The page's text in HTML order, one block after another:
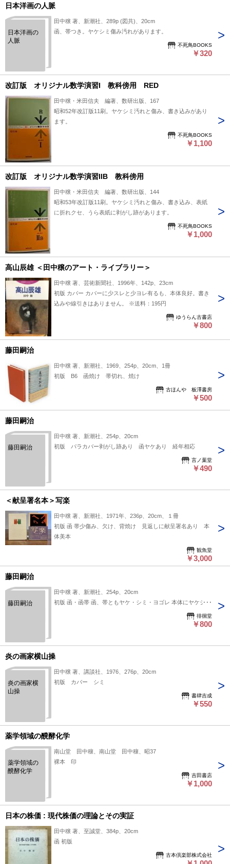
日本洋画の人脈
日本洋画の
人脈
田中穣 著、新潮社、289p (図共)、20cm
函、帯つき。ヤケシミ傷み汚れがあります。
不死鳥BOOKS
￥320
改訂版 オリジナル数学演習I 教科傍用 RED
田中穣・米田信夫 編著、数研出版、167
昭和52年改訂版11刷。ヤケシミ汚れと傷み、書き込みがあり
ます。
不死鳥BOOKS
￥1,100
改訂版 オリジナル数学演習IIB 教科傍用
田中穣・米田信夫 編著、数研出版、144
昭和53年改訂版11刷。ヤケシミ汚れと傷み、書き込み、表紙
に折れクセ、うら表紙に剥がし跡があります。
不死鳥BOOKS
￥1,000
高山辰雄 ＜田中穣のアート・ライブラリー＞
田中穣 著、芸術新聞社、1996年、142p、23cm
初版 カバー カバーに少スレと少ヨレ有るも、本体良好。書き
込みや線引きはありません。 ※送料：195円
ゆうらん古書店
￥800
藤田嗣治
田中穣 著、新潮社、1969、254p、20cm、1冊
初版 B6 函焼け 帯切れ、焼け
古ほんや 板澤書房
￥500
藤田嗣治
藤田嗣治
田中穣 著、新潮社、254p、20cm
初版 パラカバー剥がし跡あり 函ヤケあり 経年相応
言ノ葉堂
￥490
＜献呈署名本＞写楽
田中穣 著、新潮社、1971年、236p、20cm、１冊
初版 函 帯少傷み、欠け、背焼け 見返しに献呈署名あり 本
体美本
観魚堂
￥3,000
藤田嗣治
藤田嗣治
田中穣 著、新潮社、254p、20cm
初版 函・函帯 函、帯ともヤケ・シミ・ヨゴレ 本体にヤケシミ
徘徊堂
￥800
炎の画家横山操
炎の画家横
山操
田中穣 著、講談社、1976、276p、20cm
初版 カバー シミ
書肆吉成
￥550
薬学領域の醗酵化学
薬学領域の
醗酵化学
南山堂 田中穰、南山堂 田中穰、昭37
裸本 印
吉田書店
￥1,000
日本の株価 : 現代株価の理論とその実証
田中穣 著、至誠堂、384p、20cm
函 初版
古本倶楽部株式会社